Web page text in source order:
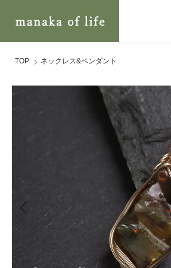
TOP ネックレス&ペンダント